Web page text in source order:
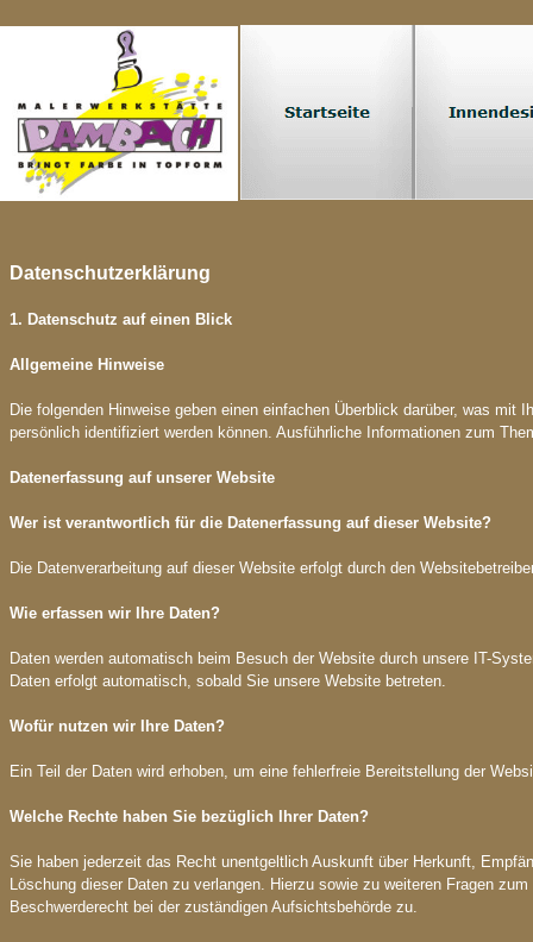
Datenschutzerklärung
1. Datenschutz auf einen Blick
Allgemeine Hinweise
Die folgenden Hinweise geben einen einfachen Überblick darüber, was
persönlich identifiziert werden können. Ausführliche Informationen zum
Datenerfassung auf unserer Website
Wer ist verantwortlich für die Datenerfassung auf dieser Website?
Die Datenverarbeitung auf dieser Website erfolgt durch den
Wie erfassen wir Ihre Daten?
Daten werden automatisch beim Besuch der Website durch unsere IT-
Daten erfolgt automatisch, sobald Sie unsere Website betreten.
Wofür nutzen wir Ihre Daten?
Ein Teil der Daten wird erhoben, um eine fehlerfreie Bereitstellung der
Welche Rechte haben Sie bezüglich Ihrer Daten?
Sie haben jederzeit das Recht unentgeltlich Auskunft über Herkunft,
Löschung dieser Daten zu verlangen. Hierzu sowie zu weiteren Fragen
Beschwerderecht bei der zuständigen Aufsichtsbehörde zu.